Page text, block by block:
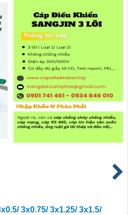
3x0.75/ 3x1.25/ 3x1.5/